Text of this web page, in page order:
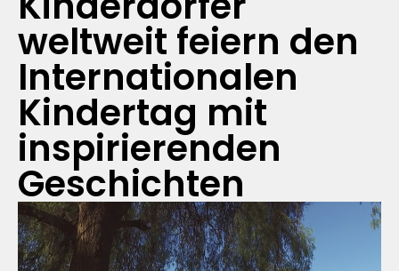
weltweit feiern den
Internationalen
Kindertag mit
inspirierenden
Geschichten